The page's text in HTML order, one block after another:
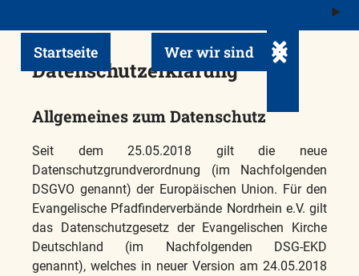
Startseite Wer wir sind Untermenü
Datenschutzerklärung
Allgemeines zum Datenschutz
Seit dem 25.05.2018 gilt die neue
Datenschutzgrundverordnung (im Nachfolgenden
DSGVO genannt) der Europäischen Union. Für den
Evangelische Pfadfinderverbände Nordrhein e.V. gilt
das Datenschutzgesetz der Evangelischen Kirche
Deutschland (im Nachfolgenden DSG-EKD
genannt), welches in neuer Version am 24.05.2018